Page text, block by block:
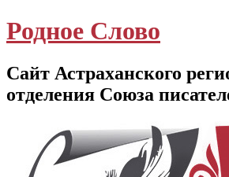
Родное Слово
Сайт Астраханского
отделения Союза